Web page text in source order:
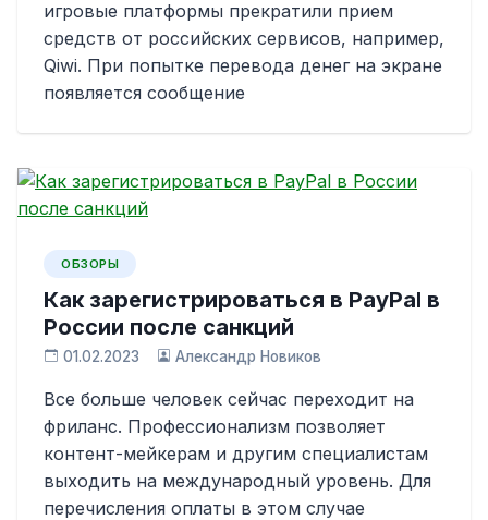
игровые платформы прекратили прием
средств от российских сервисов, например,
Qiwi. При попытке перевода денег на экране
появляется сообщение
ОБЗОРЫ
Как зарегистрироваться в PayPal в
России после санкций
01.02.2023 Александр Новиков
Все больше человек сейчас переходит на
фриланс. Профессионализм позволяет
контент-мейкерам и другим специалистам
выходить на международный уровень. Для
перечисления оплаты в этом случае